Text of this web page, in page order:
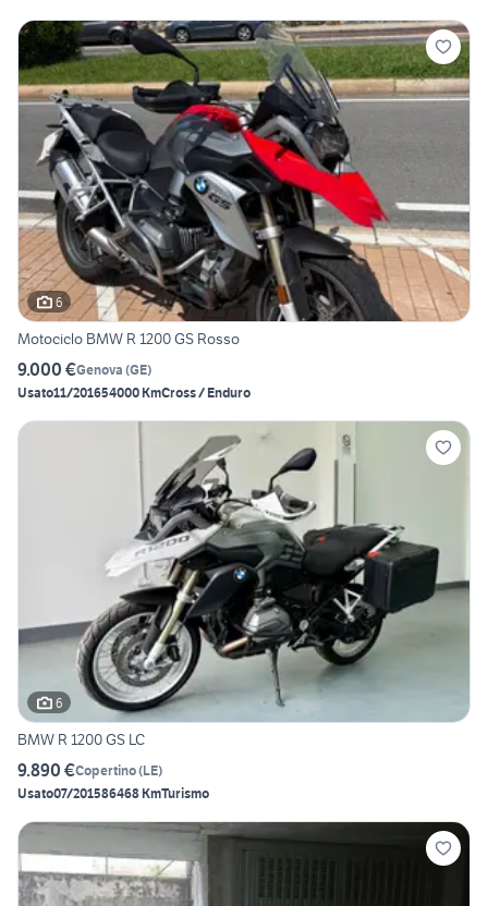
6
Motociclo BMW R 1200 GS Rosso
9.000 €Genova (GE)
Usato11/201654000 KmCross / Enduro
6
BMW R 1200 GS LC
9.890 €Copertino(LE)
Usato07/201586468 KmTurismo